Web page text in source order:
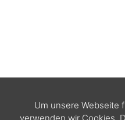
Um unsere Webseite